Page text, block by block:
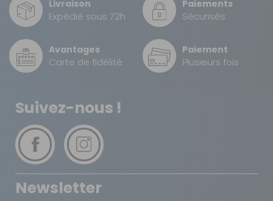
Livraison
Expédié sous 72h
Paiements
Sécurisés
Avantages
Carte de fidélité
Paiement
Plusieurs fois
Suivez-nous !
Newsletter